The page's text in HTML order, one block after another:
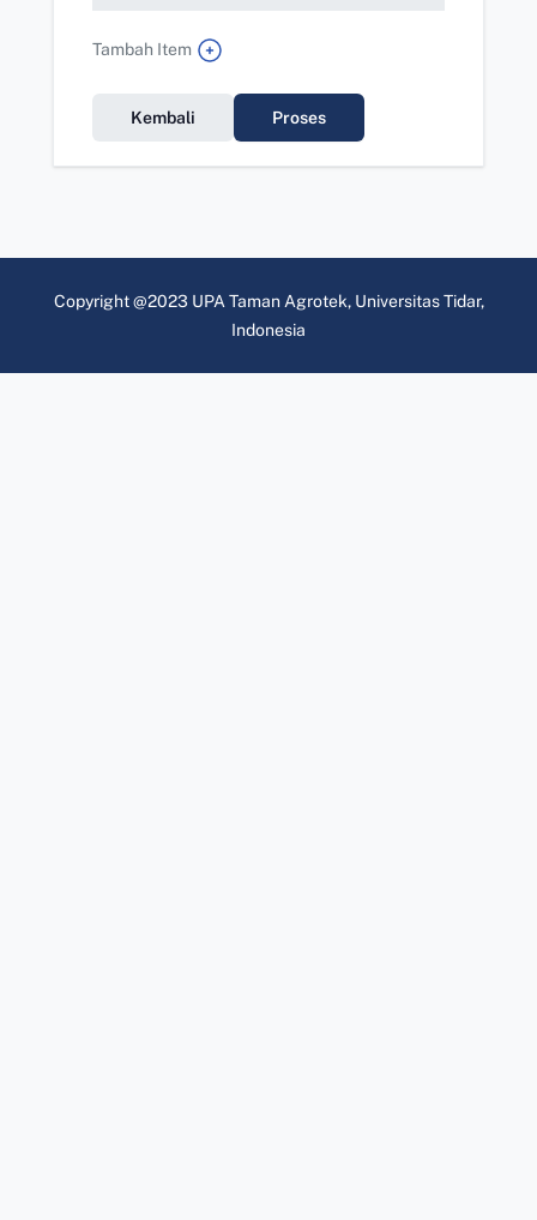
Tambah Item
Kembali Proses
Copyright @2023 UPA Taman Agrotek, Universitas Tidar,
Indonesia